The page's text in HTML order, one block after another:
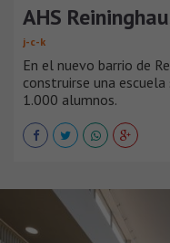
AHS
j-c-k
En el nuevo barrio de
construirse una
1.000 alumnos.